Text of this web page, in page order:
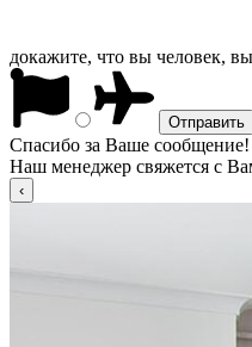
докажите, что вы человек,
Спасибо за Ваше сообщение!
Наш менеджер свяжется с